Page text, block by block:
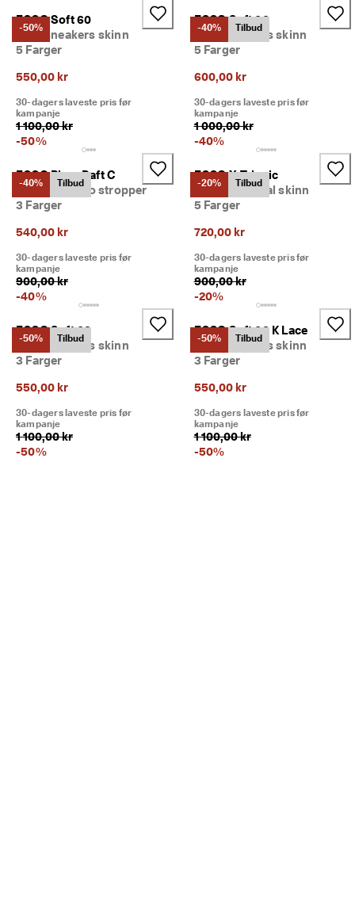
-50%
ECCO Soft 60
Barn sneakers skinn
5 Farger
550,00 kr
30-dagers laveste pris før
kampanje
1 100,00 kr
-50%
-40% Tilbud
ECCO Soft 60
Barn sneakers skinn
5 Farger
600,00 kr
30-dagers laveste pris før
kampanje
1 000,00 kr
-40%
-40% Tilbud
ECCO Biom Raft C
Barn sandal to stropper
3 Farger
540,00 kr
30-dagers laveste pris før
kampanje
900,00 kr
-40%
-20% Tilbud
ECCO X-Trinsic
Barn tursandal skinn
5 Farger
720,00 kr
30-dagers laveste pris før
kampanje
900,00 kr
-20%
-50% Tilbud
ECCO Soft 60
Barn sneakers skinn
3 Farger
550,00 kr
30-dagers laveste pris før
kampanje
1 100,00 kr
-50%
-50% Tilbud
ECCO Soft 60 K Lace
Barn sneakers skinn
3 Farger
550,00 kr
30-dagers laveste pris før
kampanje
1 100,00 kr
-50%